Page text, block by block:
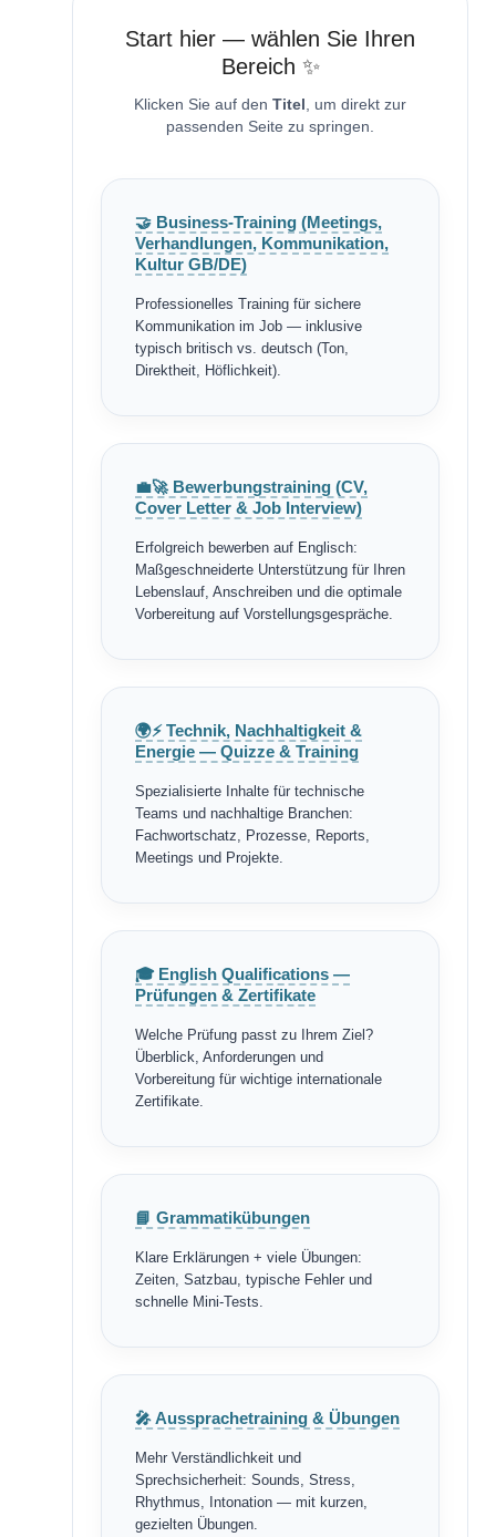
Start hier — wählen Sie Ihren
Bereich ✨
Klicken Sie auf den Titel , um direkt zur
passenden Seite zu springen.
🤝 Business-Training (Meetings,
Verhandlungen, Kommunikation,
Kultur GB/DE)
Professionelles Training für sichere
Kommunikation im Job — inklusive
typisch britisch vs. deutsch (Ton,
Direktheit, Höflichkeit).
💼🚀 Bewerbungstraining (CV,
Cover Letter & Job Interview)
Erfolgreich bewerben auf Englisch:
Maßgeschneiderte Unterstützung für Ihren
Lebenslauf, Anschreiben und die optimale
Vorbereitung auf Vorstellungsgespräche.
🌍⚡ Technik, Nachhaltigkeit &
Energie — Quizze & Training
Spezialisierte Inhalte für technische
Teams und nachhaltige Branchen:
Fachwortschatz, Prozesse, Reports,
Meetings und Projekte.
🎓 English Qualifications —
Prüfungen & Zertifikate
Welche Prüfung passt zu Ihrem Ziel?
Überblick, Anforderungen und
Vorbereitung für wichtige internationale
Zertifikate.
📘 Grammatikübungen
Klare Erklärungen + viele Übungen:
Zeiten, Satzbau, typische Fehler und
schnelle Mini-Tests.
🎤 Aussprachetraining & Übungen
Mehr Verständlichkeit und
Sprechsicherheit: Sounds, Stress,
Rhythmus, Intonation — mit kurzen,
gezielten Übungen.